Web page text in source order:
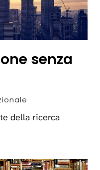
senza
della ricerca